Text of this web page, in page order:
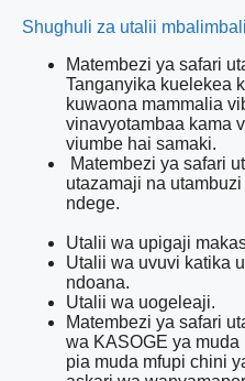
Shughuli za utalii
Matembezi ya safari
Tanganyika kuelekea
kuwaona mammalia
vinavyotambaa kama
viumbe hai samaki.
Matembezi ya safari
utazamaji na
ndege.
Utalii wa upigaji
Utalii wa uvuvi katika
ndoana.
Utalii wa uogeleaji.
Matembezi ya safari
wa KASOGE ya muda
pia muda mfupi chini